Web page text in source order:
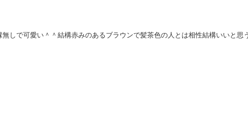
しで可愛い＾＾結構赤みのあるブラウンで髪茶色の人とは相性結構いいと思